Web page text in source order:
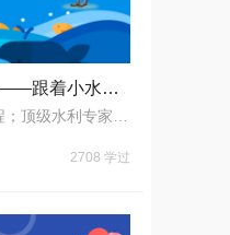
神奇水世界（第一季）——跟着小水滴去旅行
2708 学过